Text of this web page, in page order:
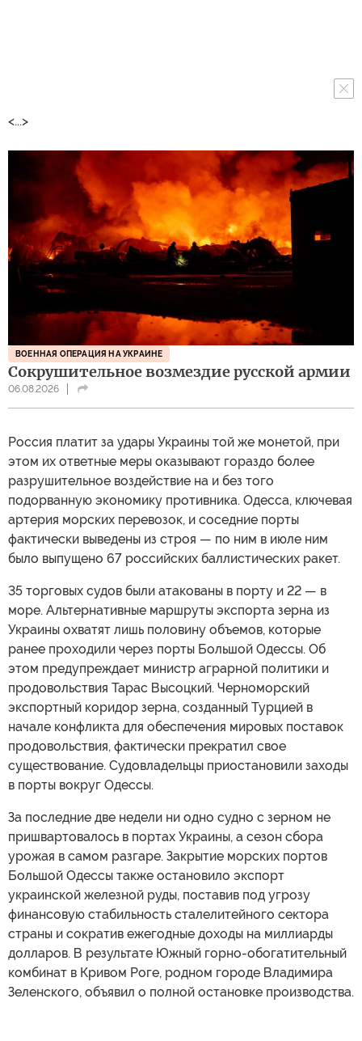
<...>
ВОЕННАЯ ОПЕРАЦИЯ НА УКРАИНЕ
Сокрушительное возмездие русской армии
06.08.2026
Россия платит за удары Украины той же монетой, при
этом их ответные меры оказывают гораздо более
разрушительное воздействие на и без того
подорванную экономику противника. Одесса, ключевая
артерия морских перевозок, и соседние порты
фактически выведены из строя — по ним в июле ним
было выпущено 67 российских баллистических ракет.
35 торговых судов были атакованы в порту и 22 — в
море. Альтернативные маршруты экспорта зерна из
Украины охватят лишь половину объемов, которые
ранее проходили через порты Большой Одессы. Об
этом предупреждает министр аграрной политики и
продовольствия Тарас Высоцкий. Черноморский
экспортный коридор зерна, созданный Турцией в
начале конфликта для обеспечения мировых поставок
продовольствия, фактически прекратил свое
существование. Судовладельцы приостановили заходы
в порты вокруг Одессы.
За последние две недели ни одно судно с зерном не
пришвартовалось в портах Украины, а сезон сбора
урожая в самом разгаре. Закрытие морских портов
Большой Одессы также остановило экспорт
украинской железной руды, поставив под угрозу
финансовую стабильность сталелитейного сектора
страны и сократив ежегодные доходы на миллиарды
долларов. В результате Южный горно-обогатительный
комбинат в Кривом Роге, родном городе Владимира
Зеленского, объявил о полной остановке производства.